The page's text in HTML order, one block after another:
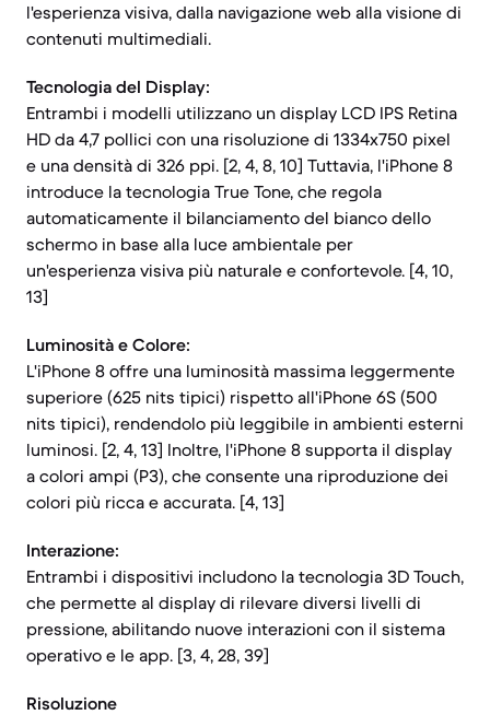
l'esperienza visiva, dalla navigazione web alla visione di
contenuti multimediali.
Tecnologia del Display:
Entrambi i modelli utilizzano un display LCD IPS Retina
HD da 4,7 pollici con una risoluzione di 1334x750 pixel
e una densità di 326 ppi. [2, 4, 8, 10] Tuttavia, l'iPhone 8
introduce la tecnologia True Tone, che regola
automaticamente il bilanciamento del bianco dello
schermo in base alla luce ambientale per
un'esperienza visiva più naturale e confortevole. [4, 10,
13]
Luminosità e Colore:
L'iPhone 8 offre una luminosità massima leggermente
superiore (625 nits tipici) rispetto all'iPhone 6S (500
nits tipici), rendendolo più leggibile in ambienti esterni
luminosi. [2, 4, 13] Inoltre, l'iPhone 8 supporta il display
a colori ampi (P3), che consente una riproduzione dei
colori più ricca e accurata. [4, 13]
Interazione:
Entrambi i dispositivi includono la tecnologia 3D Touch,
che permette al display di rilevare diversi livelli di
pressione, abilitando nuove interazioni con il sistema
operativo e le app. [3, 4, 28, 39]
Risoluzione